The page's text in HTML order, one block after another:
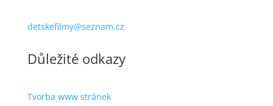
detskefilmy@seznam.cz
Důležité odkazy
Tvorba www stránek